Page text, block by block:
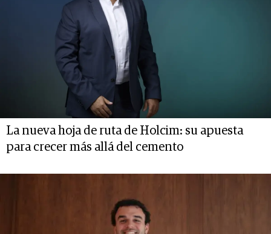
La nueva hoja de ruta de Holcim: su apuesta
para crecer más allá del cemento